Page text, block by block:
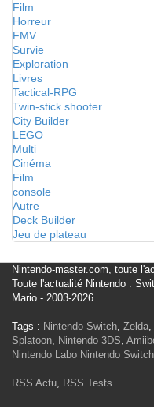
Film
Horreur
FMV
Survie
Exploration
Livres
Tactical-RPG
Twin-stick shooter
City Builder
LEGO
Multi
Cinéma
Film
console
Autre
Deck Builder
Jeu de plateau
Nintendo-master.com, toute
Toute l'actualité Nintendo :
Mario - 2003-2026
Tags : Nintendo Switch, Zelda,
Splatoon, Nintendo 3DS,
Nintendo Labo Nintendo
RSS Actu, RSS Tests